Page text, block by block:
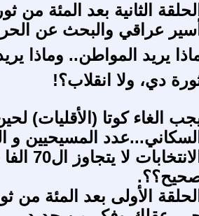
الحلقة الثانية بعد المئة من ثورة 14
أسير عراقي والبحث عن
يريد المواطن.. وماذا
دي، ولا انقلاب؟!
الغاء كوتا (الأقليات)
السكاني...عدد المسيحيين
الحلقة الأولى بعد المئة من ثورة 14